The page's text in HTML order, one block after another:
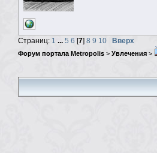
Страниц: 1 ... 5 6 [7] 8 9 10 Вверх
Форум портала Metropolis > Увлечения >